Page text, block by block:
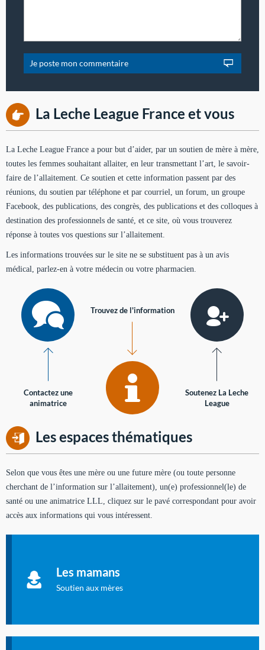
La Leche League France et vous
La Leche League France a pour but d’aider, par un soutien de mère à mère,
toutes les femmes souhaitant allaiter, en leur transmettant l’art, le savoir-
faire de l’allaitement. Ce soutien et cette information passent par des
réunions, du soutien par téléphone et par courriel, un forum, un groupe
Facebook, des publications, des congrès, des publications et des colloques à
destination des professionnels de santé, et ce site, où vous trouverez
réponse à toutes vos questions sur l’allaitement.
Les informations trouvées sur le site ne se substituent pas à un avis
médical, parlez-en à votre médecin ou votre pharmacien.
Contactez une
animatrice
Trouvez de l'information
Soutenez La Leche
League
Les espaces thématiques
Selon que vous êtes une mère ou une future mère (ou toute personne
cherchant de l’information sur l’allaitement), un(e) professionnel(le) de
santé ou une animatrice LLL, cliquez sur le pavé correspondant pour avoir
accès aux informations qui vous intéressent.
Les mamans
Soutien aux mères
à allaiter et vous informer : toutes les rubriques qui
concernent l'allaitement.